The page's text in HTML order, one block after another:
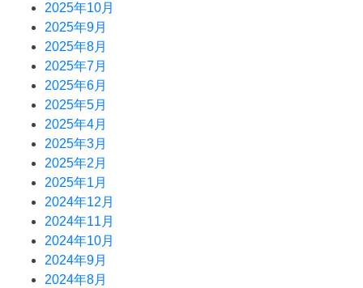
2025年10月
2025年9月
2025年8月
2025年7月
2025年6月
2025年5月
2025年4月
2025年3月
2025年2月
2025年1月
2024年12月
2024年11月
2024年10月
2024年9月
2024年8月